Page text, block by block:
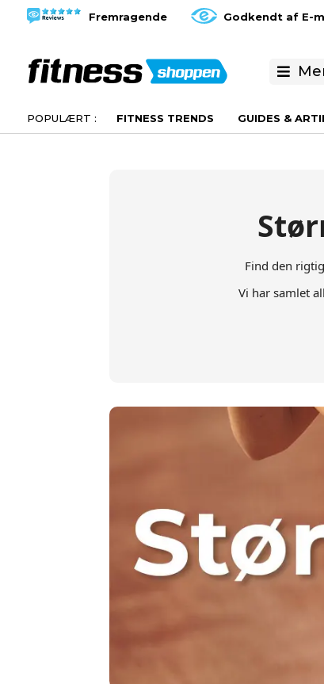
Fremragende Godkendt af E-
FITNESS TRENDS GUIDES &
Find den
Vi har samlet